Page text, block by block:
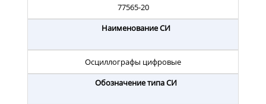
77565-20
Наименование СИ
Осциллографы цифровые
Обозначение типа СИ